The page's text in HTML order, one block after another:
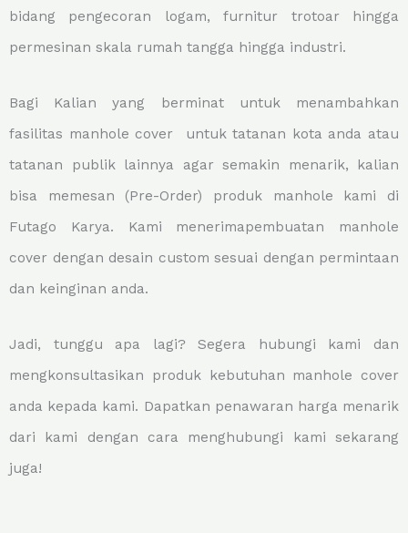
bidang pengecoran logam, furnitur trotoar hingga
permesinan skala rumah tangga hingga industri.
Bagi Kalian yang berminat untuk menambahkan
fasilitas manhole cover untuk tatanan kota anda atau
tatanan publik lainnya agar semakin menarik, kalian
bisa memesan (Pre-Order) produk manhole kami di
Futago Karya. Kami menerimapembuatan manhole
cover dengan desain custom sesuai dengan permintaan
dan keinginan anda.
Jadi, tunggu apa lagi? Segera hubungi kami dan
mengkonsultasikan produk kebutuhan manhole cover
anda kepada kami. Dapatkan penawaran harga menarik
dari kami dengan cara menghubungi kami sekarang
juga!